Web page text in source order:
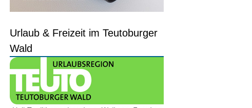
Urlaub & Freizeit im Teutoburger
Wald